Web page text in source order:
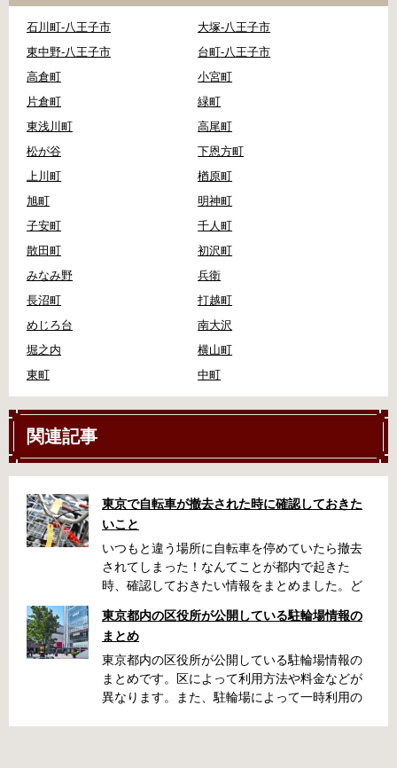
石川町-八王子市
大塚-八王子市
東中野-八王子市
台町-八王子市
高倉町
小宮町
片倉町
緑町
東浅川町
高尾町
松が谷
下恩方町
上川町
楢原町
旭町
明神町
子安町
千人町
散田町
初沢町
みなみ野
兵衛
長沼町
打越町
めじろ台
南大沢
堀之内
横山町
東町
中町
関連記事
東京で自転車が撤去された時に確認しておきた
いこと
いつもと違う場所に自転車を停めていたら撤去
されてしまった！なんてことが都内で起きた
時、確認しておきたい情報をまとめました。ど
くらい？なんて疑問が浮かぶかと思います。事
前に確認していざという時対処しましょう。 千
代田区 / 新宿区 / 品川区 / 港区 / 中央区 / 大田区
/ 北区 / 墨田区 / 渋谷区 / 葛飾区 千代田区で撤去
された場合 猿楽町保管場所 住所 千代田区神田
東京都内の区役所が公開している駐輪場情報の
まとめ
東京都内の区役所が公開している駐輪場情報の
まとめです。区によって利用方法や料金などが
異なります。また、駐輪場によって一時利用の